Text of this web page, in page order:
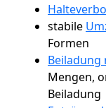
stabile
Formen
Beiladung
Mengen,
Beiladung